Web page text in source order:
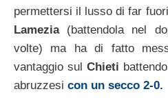
permettersi il lusso di far
Lamezia(battendola nel
volte) ma ha di fatto
vantaggio sul Chieti
abruzzesi con un secco 2-0.